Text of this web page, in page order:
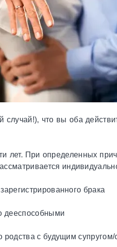
случай!), что вы оба
При определенных
брака
с будущим супругом/